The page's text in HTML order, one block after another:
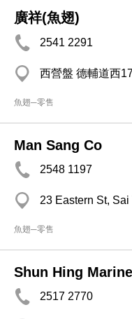
廣祥(魚翅)
2541 2291
西營盤 德輔道西
魚翅─零售
Man Sang Co
2548 1197
23 Eastern St, Sai
魚翅─零售
Shun Hing
2517 2770